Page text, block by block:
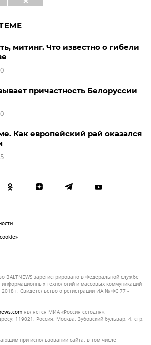
митинг. Что известно о гибели
причастность Белоруссии
Как европейский рай оказался
BALTNEWS зарегистрировано в Федеральной службе
информационных технологий и массовых коммуникаций
2018 г. Свидетельство о регистрации ИА № ФС 77 -
является МИА «Россия сегодня»,
119021, Россия, Москва, Зубовский бульвар, 4, стр.
при использовании сайта, в том числе